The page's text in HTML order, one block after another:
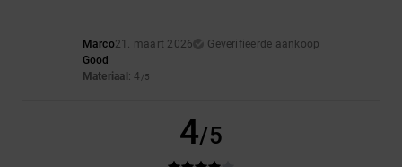
Marco21. maart 2026
Geverifieerde aankoop
Good
Materiaal : 4 /5
4/5